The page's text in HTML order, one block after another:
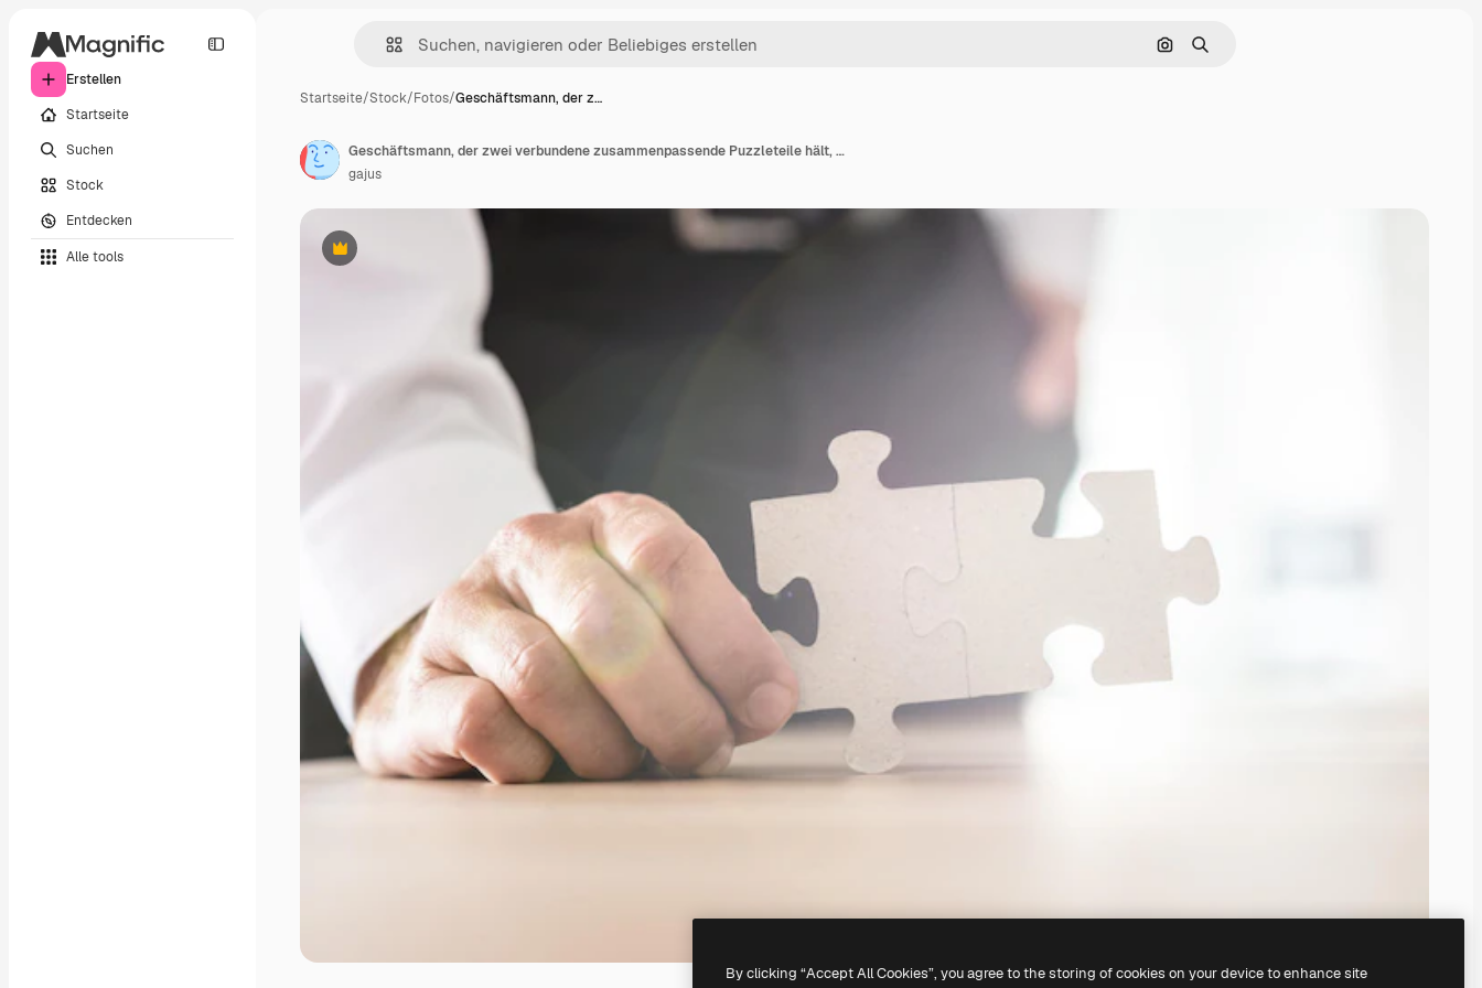
Erstellen
Startseite
Suchen
Stock
Entdecken
Alle tools
Nach Bild suchen
Suchen
Startseite/Stock/Fotos/Geschäftsmann, der z…
Premium
Geschäftsmann, der zwei verbundene zusammenpassende Puzzleteile hält, die auf seinem Büroschreibtisch mit hellem Hintergrund und Blendenfleck sich lehnen
gajus
By clicking “Accept All Cookies”, you agree to the storing of cookies on your device to enhance site